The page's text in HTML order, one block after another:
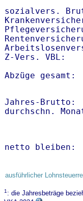
sozialvers.
Z-Vers. VBL:
Abzüge
netto
ausführlicher
1: die Jahresbeträge